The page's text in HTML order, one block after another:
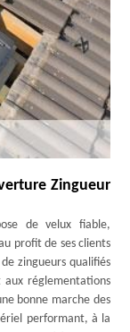
Zingueur
de velux fiable,
profit de ses clients
zingueurs qualifiés
réglementations
bonne marche des
performant, à la